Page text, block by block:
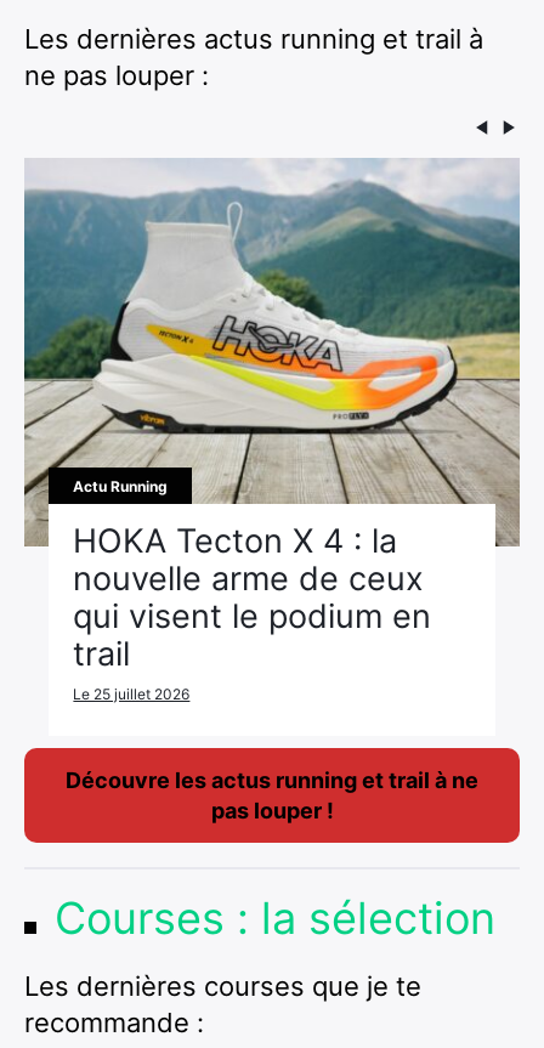
Les dernières actus running et trail à
ne pas louper :
Actu Running
HOKA Tecton X 4 : la
nouvelle arme de ceux
qui visent le podium en
trail
Le 25 juillet 2026
Découvre les actus running et trail à ne
pas louper !
Courses : la sélection
Les dernières courses que je te
recommande :